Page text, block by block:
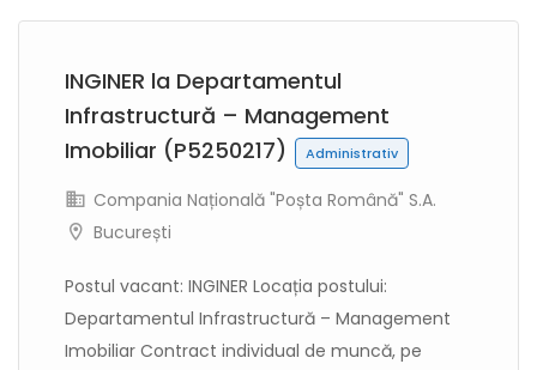
INGINER la Departamentul
Infrastructură – Management
Imobiliar (P5250217)
Administrativ
Compania Națională "Poșta Română" S.A.
București
Postul vacant: INGINER Locația postului:
Departamentul Infrastructură – Management
Imobiliar Contract individual de muncă, pe